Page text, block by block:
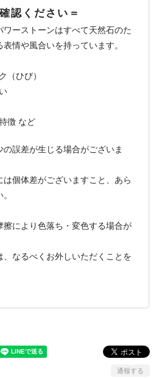
認ください＝
ワーストーンはすべて天然石のた
情や風合いを持っています。
（ひび）
徴 など
の誤差が生じる場合がございま
は個体差がございますこと、あら
擦により色落ち・変色する場合が
、なるべくお外しいただくことを
通報する